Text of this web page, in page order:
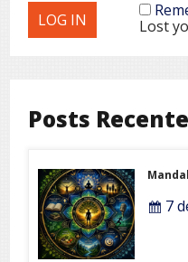
Lost
Posts
7